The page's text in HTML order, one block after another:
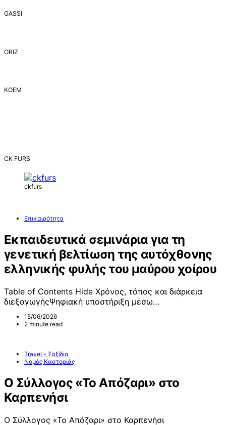
GASSI
ORIZ
ΚΟΕΜ
CK FURS
ckfurs
Επικαιρότητα
Εκπαιδευτικά σεμινάρια για τη
γενετική βελτίωση της αυτόχθονης
ελληνικής φυλής του μαύρου χοίρου
Table of Contents Hide Χρόνος, τόπος και διάρκεια
διεξαγωγήςΨηφιακή υποστήριξη μέσω…
15/06/2026
2 minute read
Travel - Ταξίδια
Νομός Καστοριάς
Ο Σύλλογος «Το Απόζαρι» στο
Καρπενήσι
Ο Σύλλογος «Το Απόζαρι» στο Καρπενήσι